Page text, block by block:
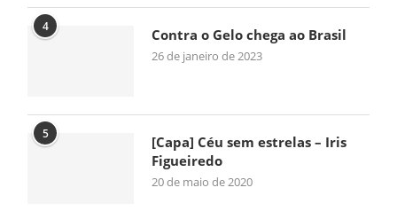
4 Contra o Gelo chega ao Brasil
26 de janeiro de 2023
5
[Capa] Céu sem estrelas – Iris
Figueiredo
20 de maio de 2020